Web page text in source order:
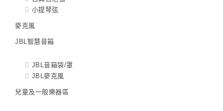
小提琴弦
麥克風
JBL智慧音箱
JBL音箱袋/罩
JBL麥克風
兒童及一般樂器區